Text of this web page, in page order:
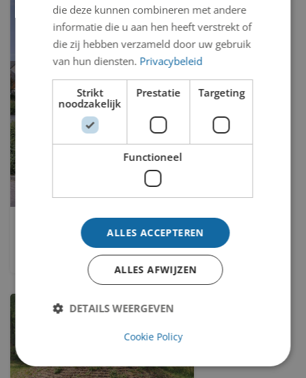
die deze kunnen combineren met andere
informatie die u aan hen heeft verstrekt of
die zij hebben verzameld door uw gebruik
van hun diensten. Privacybeleid
Strikt
noodzakelijk
Prestatie Targeting
Functioneel
ALLES ACCEPTEREN
ALLES AFWIJZEN
DETAILS WEERGEVEN
Cookie Policy